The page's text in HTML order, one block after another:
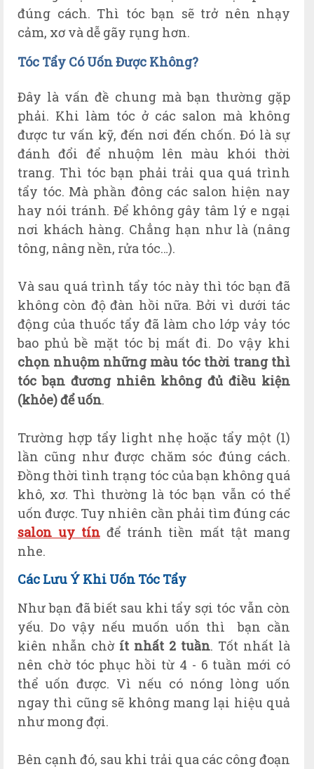
đúng cách. Thì tóc bạn sẽ trở nên nhạy
cảm, xơ và dễ gãy rụng hơn.
Tóc Tẩy Có Uốn Được Không?
Đây là vấn đề chung mà bạn thường gặp
phải. Khi làm tóc ở các salon mà không
được tư vấn kỹ, đến nơi đến chốn. Đó là sự
đánh đổi để nhuộm lên màu khói thời
trang. Thì tóc bạn phải trải qua quá trình
tẩy tóc. Mà phần đông các salon hiện nay
hay nói tránh. Để không gây tâm lý e ngại
nơi khách hàng. Chẳng hạn như là (nâng
tông, nâng nền, rửa tóc…).
Và sau quá trình tẩy tóc này thì tóc bạn đã
không còn độ đàn hồi nữa. Bởi vì dưới tác
động của thuốc tẩy đã làm cho lớp vảy tóc
bao phủ bề mặt tóc bị mất đi. Do vậy khi
chọn nhuộm những màu tóc thời trang thì
tóc bạn đương nhiên không đủ điều kiện
(khỏe) để uốn.
Trường hợp tẩy light nhẹ hoặc tẩy một (1)
lần cũng như được chăm sóc đúng cách.
Đồng thời tình trạng tóc của bạn không quá
khô, xơ. Thì thường là tóc bạn vẫn có thể
uốn được. Tuy nhiên cần phải tìm đúng các
salon uy tínđể tránh tiền mất tật mang
nhe.
Các Lưu Ý Khi Uốn Tóc Tẩy
Như bạn đã biết sau khi tẩy sợi tóc vẫn còn
yếu. Do vậy nếu muốn uốn thì bạn cần
kiên nhẫn chờ ít nhất 2 tuần. Tốt nhất là
nên chờ tóc phục hồi từ 4 - 6 tuần mới có
thể uốn được. Vì nếu có nóng lòng uốn
ngay thì cũng sẽ không mang lại hiệu quả
như mong đợi.
Bên cạnh đó, sau khi trải qua các công đoạn